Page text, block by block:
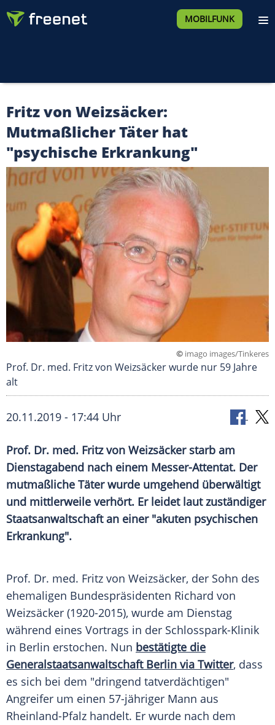
MOBILFUNK
Fritz von Weizsäcker:
Mutmaßlicher Täter hat
"psychische Erkrankung"
© imago images/Tinkeres
Prof. Dr. med. Fritz von Weizsäcker wurde nur 59 Jahre
alt
20.11.2019 - 17:44 Uhr
Prof. Dr. med. Fritz von Weizsäckerstarb am
Dienstagabend nach einem Messer-Attentat. Der
mutmaßliche Täter wurde umgehend überwältigt
und mittlerweile verhört. Er leidet laut zuständiger
Staatsanwaltschaftan einer "akuten psychischen
Erkrankung".
Prof. Dr. med. Fritz von Weizsäcker, der Sohn des
ehemaligen Bundespräsidenten Richard von
Weizsäcker (1920-2015), wurde am Dienstag
während eines Vortrags in der Schlosspark-Klinik
in Berlin erstochen. Nun bestätigte die
Generalstaatsanwaltschaft Berlin via Twitter, dass
es sich bei dem "dringend tatverdächtigen"
Angreifer um einen 57-jähriger Mann aus
Rheinland-Pfalz handelt. Er wurde nach dem